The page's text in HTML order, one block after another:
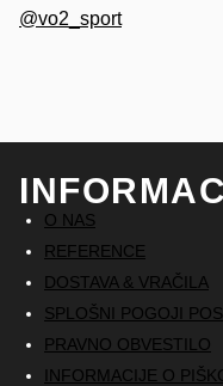
@vo2_sport
O NAS
REFERENCE
DOSTAVA & VRAČILA
SPLOŠNI POGOJI
PRAVNO OBVESTILO
INFORMACIJE O